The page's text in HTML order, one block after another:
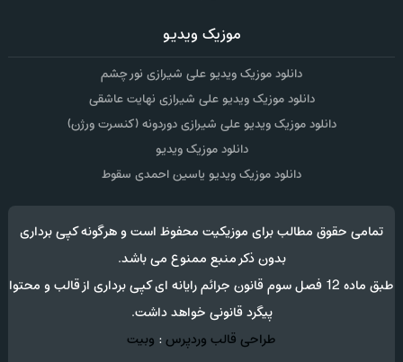
موزیک ویدیو
دانلود موزیک ویدیو علی شیرازی نور چشم
دانلود موزیک ویدیو علی شیرازی نهایت عاشقی
دانلود موزیک ویدیو علی شیرازی دوردونه (کنسرت ورژن)
دانلود موزیک ویدیو
دانلود موزیک ویدیو یاسین احمدی سقوط
تمامی حقوق مطالب برای موزیکیت محفوظ است و هرگونه کپی برداری
بدون ذکر منبع ممنوع می باشد.
طبق ماده 12 فصل سوم قانون جرائم رایانه ای کپی برداری از قالب و محتوا
پیگرد قانونی خواهد داشت.
طراحی قالب وردپرس: وبیت